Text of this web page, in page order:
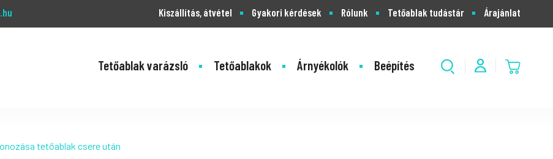
Kiszállítás, átvétel Gyakori kérdések Rólunk Tetőablak tudástár Árajánlat
Tetőablak varázsló Tetőablakok Árnyékolók Beépítés
tetőablak csere után